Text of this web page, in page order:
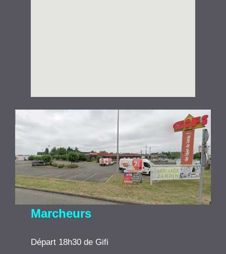
Marcheurs
Départ 18h30 de Gifi